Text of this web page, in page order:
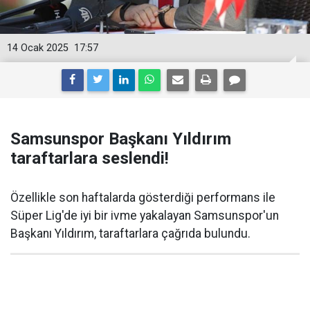
17:57
14 Ocak 2025
Samsunspor Başkanı Yıldırım
taraftarlara seslendi!
Özellikle son haftalarda gösterdiği performans ile
Süper Lig'de iyi bir ivme yakalayan Samsunspor'un
Başkanı Yıldırım, taraftarlara çağrıda bulundu.